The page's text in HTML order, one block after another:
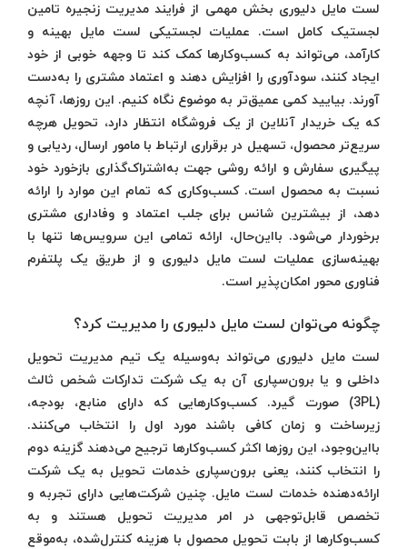
لست مایل دلیوری بخش مهمی از فرایند مدیریت زنجیره تامین
لجستیک کامل است. عملیات لجستیکی لست مایل بهینه و
کارآمد، می‌تواند به کسب‌وکارها کمک کند تا وجهه خوبی از خود
ایجاد کنند، سودآوری را افزایش دهند و اعتماد مشتری را به‌دست
آورند. بیایید کمی عمیق‌تر به موضوع نگاه کنیم. این روزها، آنچه
که یک خریدار آنلاین از یک فروشگاه انتظار دارد، تحویل هرچه
سریع‌تر محصول، تسهیل در برقراری ارتباط با مامور ارسال، ردیابی و
پیگیری سفارش و ارائه روشی جهت به‌اشتراک‌گذاری بازخورد خود
نسبت به محصول است. کسب‌وکاری که تمام این موارد را ارائه
دهد، از بیشترین شانس برای جلب اعتماد و وفاداری مشتری
برخوردار می‌شود. بااین‌حال، ارائه تمامی این سرویس‌ها تنها با
بهینه‌سازی عملیات لست مایل دلیوری و از طریق یک پلتفرم
فناوری محور امکان‌پذیر است.
چگونه می‌توان لست مایل دلیوری را مدیریت کرد؟
لست مایل دلیوری می‌تواند به‌وسیله یک تیم مدیریت تحویل
داخلی و یا برون‌سپاری آن به یک شرکت تدارکات شخص ثالث
(3PL) صورت گیرد. کسب‌وکارهایی که دارای منابع، بودجه،
زیرساخت و زمان کافی باشند مورد اول را انتخاب می‌کنند.
بااین‌وجود، این روزها اکثر کسب‌وکارها ترجیح می‌دهند گزینه دوم
را انتخاب کنند، یعنی برون‌سپاری خدمات تحویل به یک شرکت
ارائه‌دهنده خدمات لست مایل. چنین شرکت‌هایی دارای تجربه و
تخصص قابل‌توجهی در امر مدیریت تحویل هستند و به
کسب‌وکارها از بابت تحویل محصول با هزینه کنترل‌شده، به‌موقع